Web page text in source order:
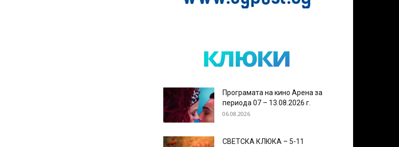
клюки
Програмата на кино Арена за
периода 07 – 13.08.2026 г.
06.08.2026
СВЕТСКА КЛЮКА – 5-11